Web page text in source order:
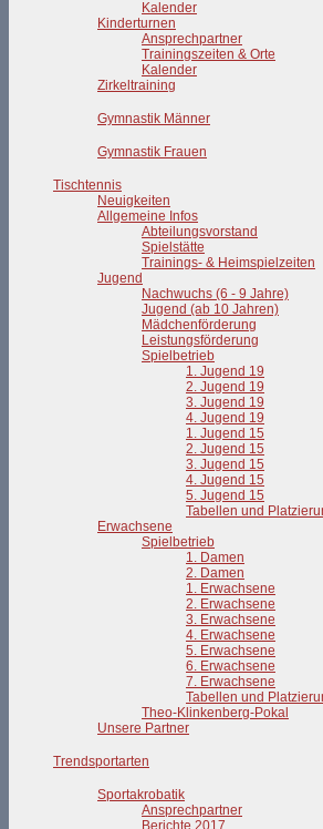
Kalender
Kinderturnen
Ansprechpartner
Trainingszeiten & Orte
Kalender
Zirkeltraining
Gymnastik Männer
Gymnastik Frauen
Tischtennis
Neuigkeiten
Allgemeine Infos
Abteilungsvorstand
Spielstätte
Trainings- & Heimspielzeiten
Jugend
Nachwuchs (6 - 9 Jahre)
Jugend (ab 10 Jahren)
Mädchenförderung
Leistungsförderung
Spielbetrieb
1. Jugend 19
2. Jugend 19
3. Jugend 19
4. Jugend 19
1. Jugend 15
2. Jugend 15
3. Jugend 15
4. Jugend 15
5. Jugend 15
Tabellen und
Erwachsene
Spielbetrieb
1. Damen
2. Damen
1. Erwachsene
2. Erwachsene
3. Erwachsene
4. Erwachsene
5. Erwachsene
6. Erwachsene
7. Erwachsene
Tabellen und
Theo-Klinkenberg-Pokal
Unsere Partner
Trendsportarten
Sportakrobatik
Ansprechpartner
Berichte 2017